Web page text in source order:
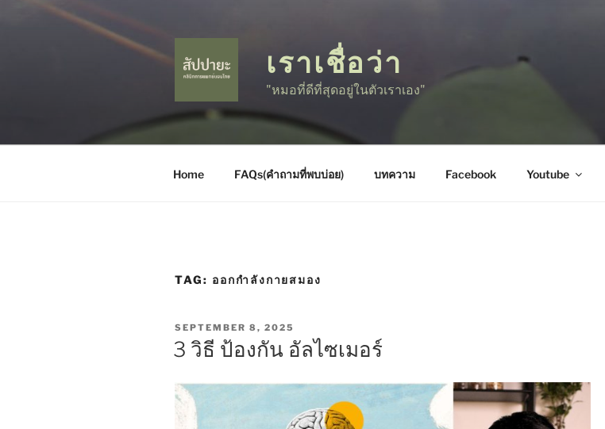
เราเชื่อว่า
"หมอที่ดีที่สุดอยู่ในตัวเราเอง"
Home FAQs(คำถามที่พบบ่อย) บทความ Facebook Youtube
TAG: ออกกำลังกายสมอง
POSTED
ON
SEPTEMBER 8, 2025
3 วิธี ป้องกัน อัลไซเมอร์